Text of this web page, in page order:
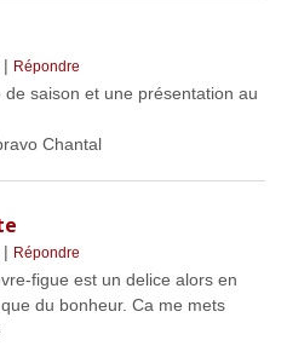
| Répondre
de saison et une présentation au
Chantal
| Répondre
figue est un delice alors en
du bonheur. Ca me mets